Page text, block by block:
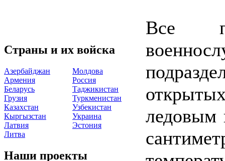
Страны и их войска
Азербайджан
Армения
Беларусь
Грузия
Казахстан
Кыргызстан
Латвия
Литва
Молдова
Россия
Таджикистан
Туркменистан
Узбекистан
Украина
Эстония
Наши проекты
Все
ледовым